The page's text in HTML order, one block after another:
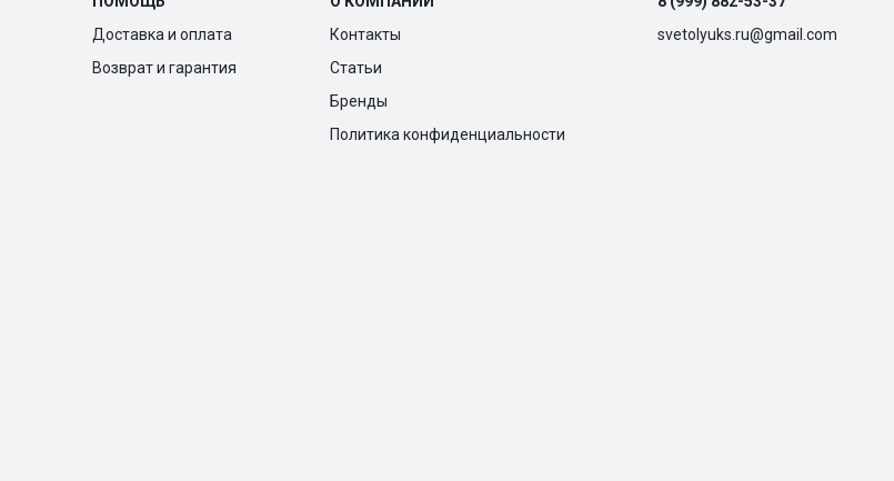
Доставка и оплата
Возврат и гарантия
Контакты
Статьи
Бренды
Политика конфиденциальности
svetolyuks.ru@gmail.com